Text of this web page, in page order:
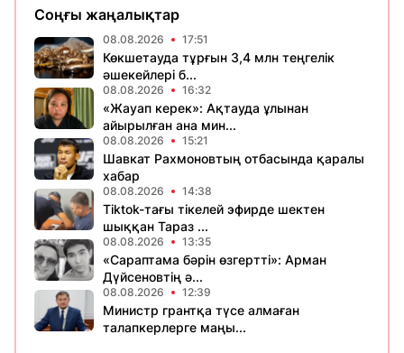
Соңғы жаңалықтар
08.08.2026 17:51
Көкшетауда тұрғын 3,4 млн теңгелік
әшекейлері б...
08.08.2026 16:32
«Жауап керек»: Ақтауда ұлынан
айырылған ана мин...
08.08.2026 15:21
Шавкат Рахмоновтың отбасында қаралы
хабар
08.08.2026 14:38
Tiktok-тағы тікелей эфирде шектен
шыққан Тараз ...
08.08.2026 13:35
«Сараптама бәрін өзгертті»: Арман
Дүйсеновтің ә...
08.08.2026 12:39
Министр грантқа түсе алмаған
талапкерлерге маңы...